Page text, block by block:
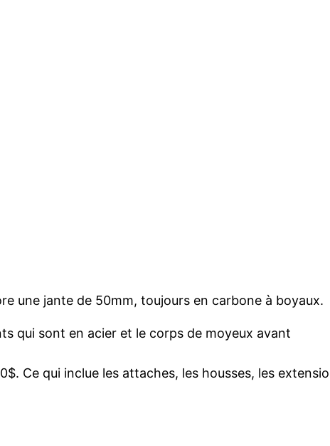
une jante de 50mm, toujours en carbone à boyaux.
qui sont en acier et le corps de moyeux avant
Ce qui inclue les attaches, les housses, les